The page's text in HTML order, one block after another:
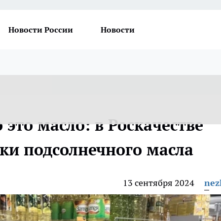
Новости России Новости
масло: в Роскачестве
подсолнечного масла
13 сентября 2024